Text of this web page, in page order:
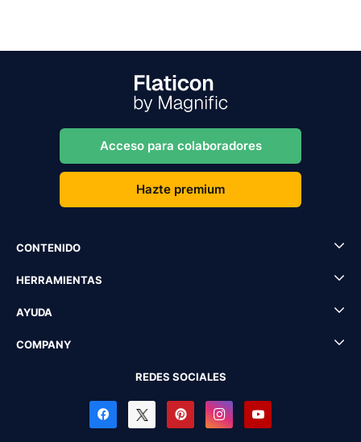
Acceso para colaboradores
Hazte premium
CONTENIDO
HERRAMIENTAS
AYUDA
COMPANY
REDES SOCIALES